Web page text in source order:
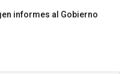
informes al Gobierno